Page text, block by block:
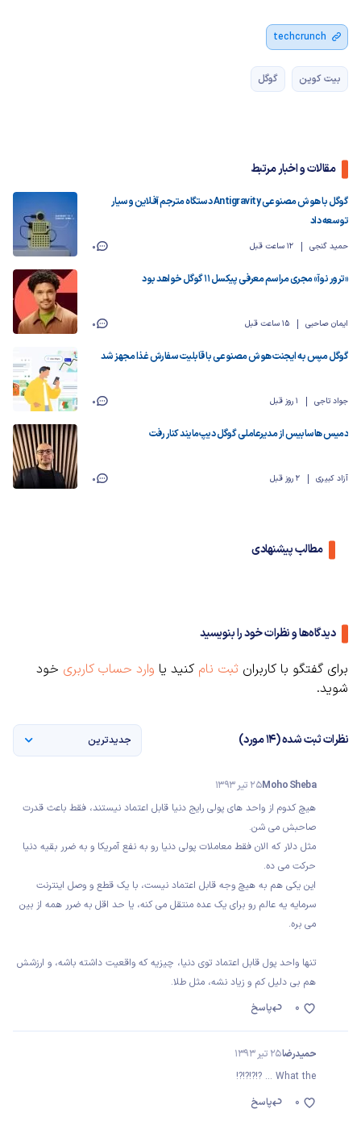
techcrunch
بیت کوین گوگل
مقالات و اخبار مرتبط
گوگل با هوش مصنوعی Antigravity دستگاه مترجم آفلاین و سیار
توسعه داد
حمید گنجی 12 ساعت قبل 0
«ترور نوآ» مجری مراسم معرفی پیکسل ۱۱ گوگل خواهد بود
ایمان صاحبی 15 ساعت قبل 0
گوگل مپس به ایجنت هوش مصنوعی با قابلیت سفارش غذا مجهز شد
جواد تاجی 1 روز قبل 0
دمیس هاسابیس از مدیرعاملی گوگل دیپ‌مایند کنار رفت
آزاد کبیری 2 روز قبل 0
مطالب پیشنهادی
دیدگاه‌ها و نظرات خود را بنویسید
برای گفتگو با کاربران ثبت نام کنید یا وارد حساب کاربری خود
شوید.
نظرات ثبت شده (14 مورد) جدیدترین
Moho Sheba25 تیر 1393
هیچ کدوم از واحد های پولی رایج دنیا قابل اعتماد نیستند، فقط باعث قدرت
صاحبش می شن.
مثل دلار که الان فقط معاملات پولی دنیا رو به نفع آمریکا و به ضرر بقیه دنیا
حرکت می ده.
این یکی هم به هیچ وجه قابل اعتماد نیست، با یک قطع و وصل اینترنت
سرمایه یه عالم رو برای یک عده منتقل می کنه، یا حد اقل به ضرر همه از بین
می بره.
تنها واحد پول قابل اعتماد توی دنیا، چیزیه که واقعیت داشته باشه، و ارزشش
هم بی دلیل کم و زیاد نشه، مثل طلا.
پاسخ
0
حمیدرضا25 تیر 1393
What the ... ?!?!?!?!
پاسخ
0